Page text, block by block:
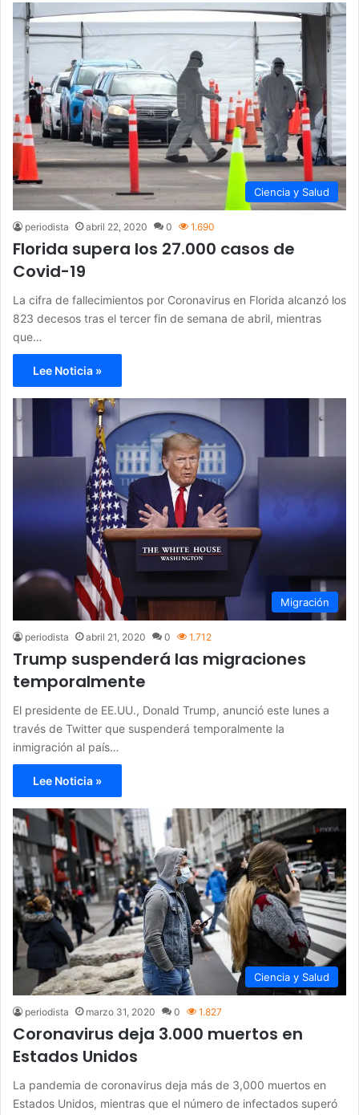
Ciencia y Salud
periodista abril 22, 2020 0 1.690
Florida supera los 27.000 casos de
Covid-19
La cifra de fallecimientos por Coronavirus en Florida alcanzó los
823 decesos tras el tercer fin de semana de abril, mientras
que…
Lee Noticia »
Migración
periodista abril 21, 2020 0 1.712
Trump suspenderá las migraciones
temporalmente
El presidente de EE.UU., Donald Trump, anunció este lunes a
través de Twitter que suspenderá temporalmente la
inmigración al país…
Lee Noticia »
Ciencia y Salud
periodista marzo 31, 2020 0 1.827
Coronavirus deja 3.000 muertos en
Estados Unidos
La pandemia de coronavirus deja más de 3,000 muertos en
Estados Unidos, mientras que el número de infectados superó